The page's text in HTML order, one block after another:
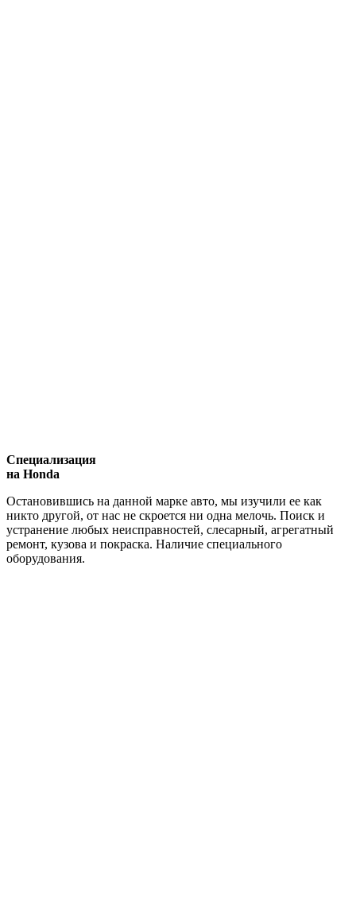
Специализация
на Honda
Остановившись на данной марке авто, мы изучили ее как
никто другой, от нас не скроется ни одна мелочь. Поиск и
устранение любых неисправностей, слесарный, агрегатный
ремонт, кузова и покраска. Наличие специального
оборудования.